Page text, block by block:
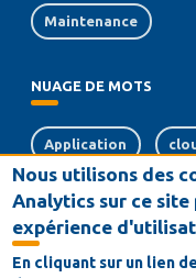
Maintenance
NUAGE DE MOTS
Application
web sécurité
Nous utilisons des
Analytics sur ce
expérience
En cliquant sur un lien